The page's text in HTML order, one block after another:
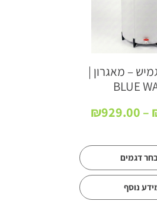
– מאגרון |
BLUE
–
₪929.00
עד דגמים
נוסף